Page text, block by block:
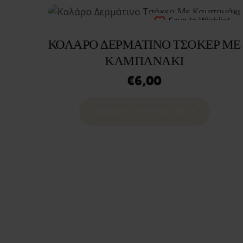
Save to Wishlist
ΚΟΛΆΡΟ ΔΕΡΜΆΤΙΝΟ ΤΣΌΚΕΡ ΜΕ
ΚΑΜΠΑΝΆΚΙ
€6,00